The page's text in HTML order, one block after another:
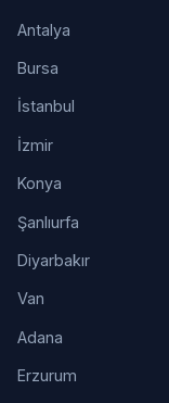
Antalya
Bursa
İstanbul
İzmir
Konya
Şanlıurfa
Diyarbakır
Van
Adana
Erzurum